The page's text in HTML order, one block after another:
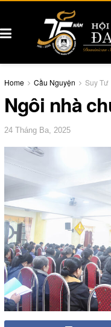
Home Cầu Nguyện Suy Tư
Ngôi nhà
24 Tháng Ba, 2025